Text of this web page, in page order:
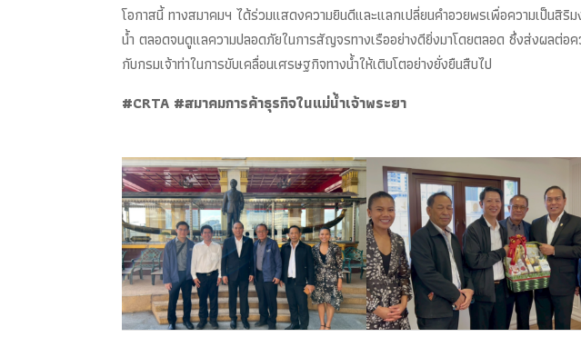
โอกาสนี้ ทางสมาคมฯ ได้ร่วมแสดงความยินดีและแลกเปลี่ยนคำอวยพรเพื่อความเป็นสิ
น้ำ ตลอดจนดูแลความปลอดภัยในการสัญจรทางเรืออย่างดียิ่งมาโดยตลอด ซึ่งส่งผลต่
กับกรมเจ้าท่าในการขับเคลื่อนเศรษฐกิจทางน้ำให้เติบโตอย่างยั่งยืนสืบไป
#CRTA #สมาคมการค้าธุรกิจในแม่น้ำเจ้าพระยา